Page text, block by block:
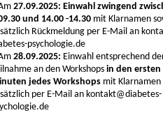
27.09.2025: Einwahl zwingend
und 14.00 -14.30 mit Klarnamen
Rückmeldung per E-Mail an
psychologie.de
28.09.2025: Einwahl entsprechend
an den Workshops in den ersten
jedes Workshops mit Klarnamen
per E-Mail an kontakt@diabetes-